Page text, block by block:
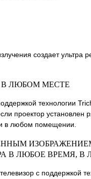
создает
ЛЮБОМ МЕСТЕ
технологии
проектор установлен
в любом помещении.
В ЛЮБОЕ ВРЕМЯ, В
с поддержкой